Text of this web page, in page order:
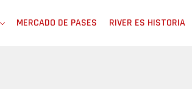
MERCADO DE PASES RIVER ES HISTORIA